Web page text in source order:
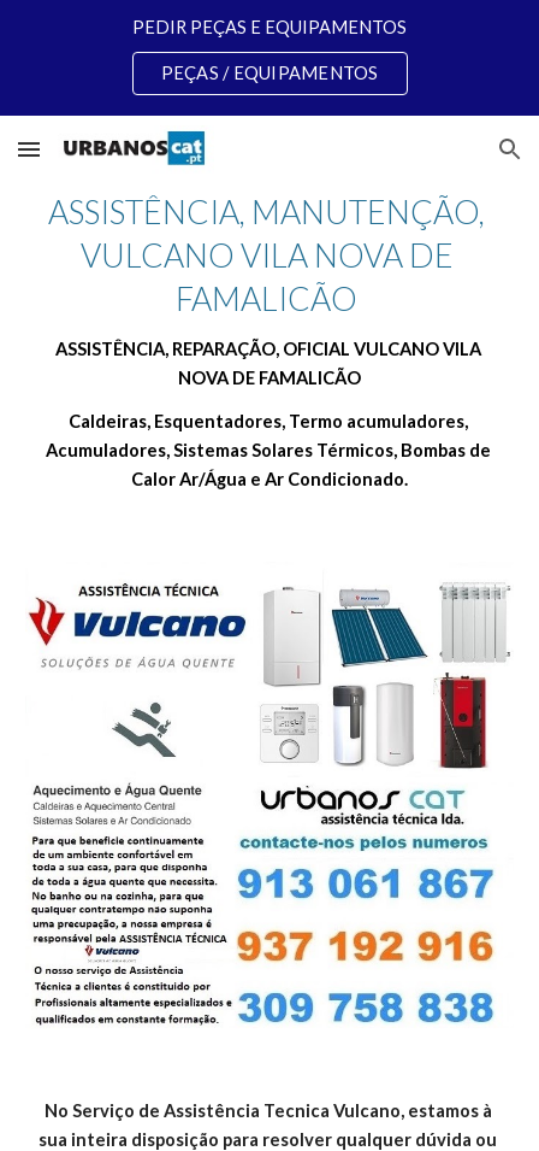
PEDIR PEÇAS E EQUIPAMENTOS
PEÇAS / EQUIPAMENTOS
ASSISTÊNCIA, MANUTENÇÃO,
VULCANO VILA NOVA DE
FAMALICÃO
ASSISTÊNCIA, REPARAÇÃO, OFICIAL VULCANO VILA
NOVA DE FAMALICÃO
Caldeiras, Esquentadores, Termo acumuladores,
Acumuladores, Sistemas Solares Térmicos, Bombas de
Calor Ar/Água e Ar Condicionado.
No Serviço de Assistência Tecnica Vulcano, estamos à
sua inteira disposição para resolver qualquer dúvida ou